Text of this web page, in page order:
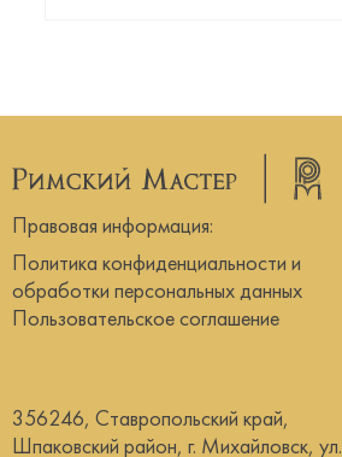
Правовая информация:
Политика конфиденциальности и
обработки персональных данных
Пользовательское соглашение
356246, Ставропольский край,
Шпаковский район, г. Михайловск, ул.